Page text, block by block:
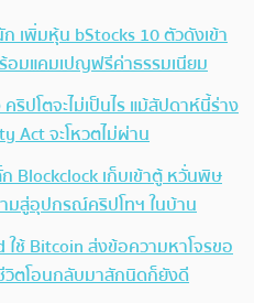
เพิ่มหุ้น bStocks 10 ตัวดังเข้า
มแคมเปญฟรีค่าธรรมเนียม
ริปโตจะไม่เป็นไร แม้สัปดาห์นี้ร่าง
Act จะโหวตไม่ผ่าน
Blockclock เก็บเข้าตู้ หวั่นพิษ
มสู่อุปกรณ์คริปโทฯ ในบ้าน
ใช้ Bitcoin ส่งข้อความหาโจรขอ
ตโอนกลับมาสักนิดก็ยังดี